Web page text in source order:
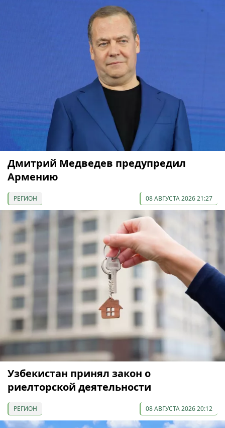
Дмитрий Медведев предупредил
Армению
РЕГИОН 08 АВГУСТА 2026 21:27
Узбекистан принял закон о
риелторской деятельности
РЕГИОН 08 АВГУСТА 2026 20:12